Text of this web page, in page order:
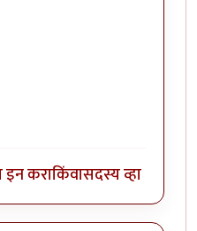
इन कराकिंवासदस्य व्हा